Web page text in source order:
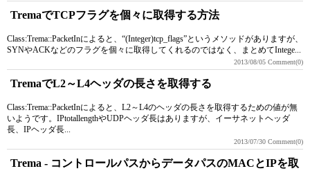
TremaでTCPフラグを個々に取得する方法
Class:Trema::PacketInによると、“(Integer)tcp_flags”というメソッドがありますが、
SYNやACKなどのフラグを個々に取得してくれるのではなく、まとめてIntege...
2013/08/05 Comment(0)
TremaでL2～L4ヘッダの長さを取得する
Class:Trema::PacketInによると、L2～L4のヘッダの長さを取得するための値が無
いようです。IPtotallengthやUDPヘッダ長はありますが、イーサネットヘッダ
長、IPヘッダ長...
2013/07/30 Comment(0)
Trema - コントロールパスからデータパスのMACとIPを取